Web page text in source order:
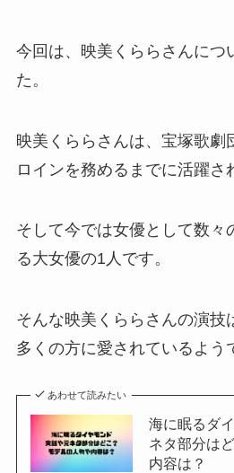
今回は、映美くららさんにつ
た。
映美くららさんは、宝塚歌劇
ロインを務めるまでに活躍さ
そして今では女優として数々
る大女優の1人です。
そんな映美くららさんの演技
多くの方に愛されているよう
あわせて読みたい
海に眠るダ
ネタ部分は
内容は？